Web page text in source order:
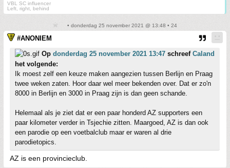
VBL SC influencer
Left, right, behind
• donderdag 25 november 2021 @ 13:48 • 24
#ANONIEM
Op donderdag 25 november 2021 13:47 schreef Caland
het volgende:
Ik moest zelf een keuze maken aangezien tussen Berlijn en Praag
twee weken zaten. Hoor daar wel meer bekenden over. Dat er zo'n
8000 in Berlijn en 3000 in Praag zijn is dan geen schande.
Helemaal als je ziet dat er een paar honderd AZ supporters een
paar kilometer verder in Tsjechie zitten. Maargoed, AZ is dan ook
een parodie op een voetbalclub maar er waren al drie
parodietopics.
AZ is een provincieclub.